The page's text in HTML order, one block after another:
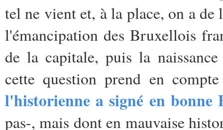
tel ne vient et, à la place, on a de
l'émancipation des Bruxellois
de la capitale, puis la
cette question prend en
l'historienne a signé en bonne
pas-, mais dont en mauvaise